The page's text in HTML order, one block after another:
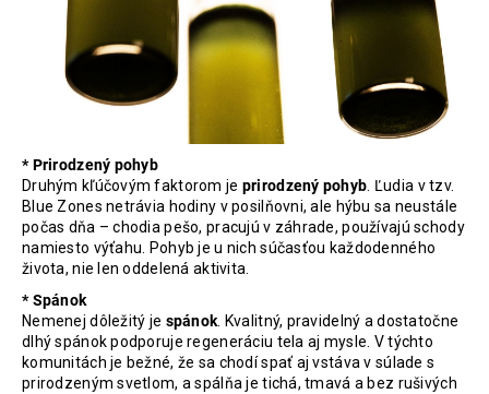
* Prirodzený pohyb
Druhým kľúčovým faktorom je prirodzený pohyb. Ľudia v tzv.
Blue Zones netrávia hodiny v posilňovni, ale hýbu sa neustále
počas dňa – chodia pešo, pracujú v záhrade, používajú schody
namiesto výťahu. Pohyb je u nich súčasťou každodenného
života, nie len oddelená aktivita.
* Spánok
Nemenej dôležitý je spánok. Kvalitný, pravidelný a dostatočne
dlhý spánok podporuje regeneráciu tela aj mysle. V týchto
komunitách je bežné, že sa chodí spať aj vstáva v súlade s
prirodzeným svetlom, a spálňa je tichá, tmavá a bez rušivých